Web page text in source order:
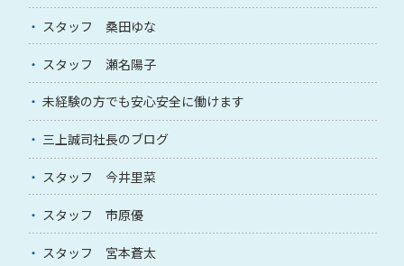
スタッフ 桑田ゆな
スタッフ 瀬名陽子
未経験の方でも安心安全に働けます
三上誠司社長のブログ
スタッフ 今井里菜
スタッフ 市原優
スタッフ 宮本蒼太